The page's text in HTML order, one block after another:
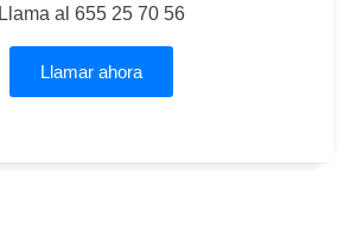
Llama al 655 25 70 56
Llamar ahora